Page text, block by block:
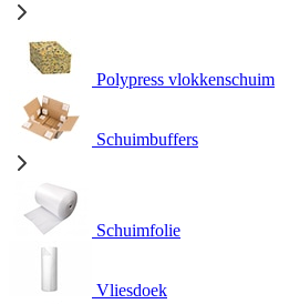
Polypress vlokkenschuim
Schuimbuffers
Schuimfolie
Vliesdoek